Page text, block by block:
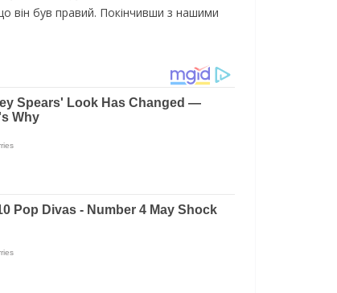
він був правий. Покінчивши з нашими